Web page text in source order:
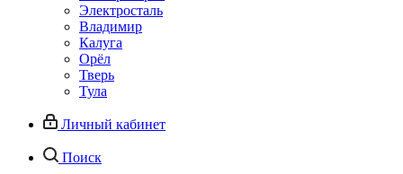
Электросталь
Владимир
Калуга
Орёл
Тверь
Тула
Личный кабинет
Поиск